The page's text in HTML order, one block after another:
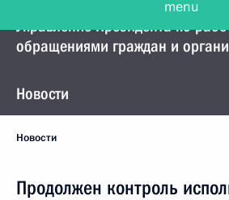
Управление Президента по
обращениями граждан и
Новости
Новости
Продолжен контроль